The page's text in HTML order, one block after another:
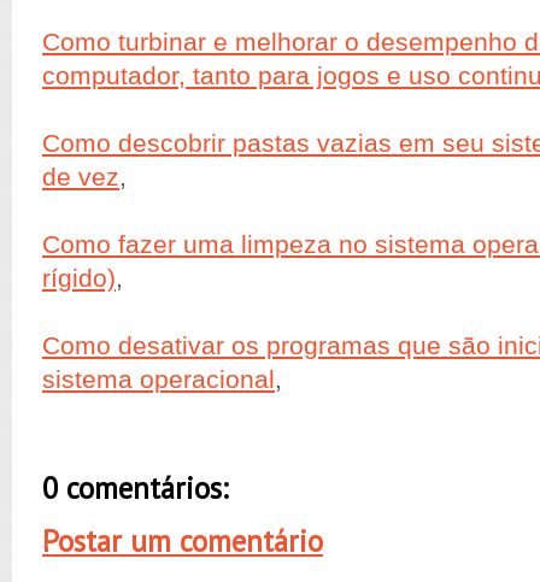
Como turbinar e melhorar o desempenho
computador, tanto para jogos e uso
Como descobrir pastas vazias em seu
de vez,
Como fazer uma limpeza no sistema
rígido),
Como desativar os programas que são
sistema operacional,
0 comentários:
Postar um comentário